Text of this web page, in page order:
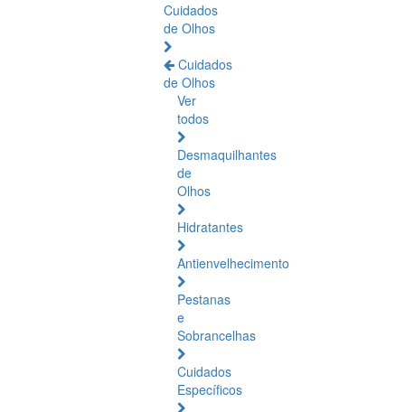
Cuidados
de Olhos
Cuidados
de Olhos
Ver
todos
Desmaquilhantes
de
Olhos
Hidratantes
Antienvelhecimento
Pestanas
e
Sobrancelhas
Cuidados
Específicos